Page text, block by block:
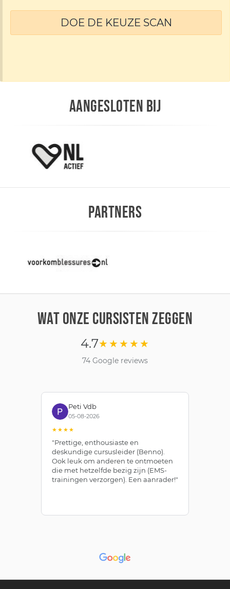
DOE DE KEUZE SCAN
AANGESLOTEN BIJ
PARTNERS
WAT ONZE CURSISTEN ZEGGEN
4.7★★★★★
74 Google reviews
Peti Vdb
05-08-2026
★★★★
"Prettige, enthousiaste en
deskundige cursusleider (Benno).
Ook leuk om anderen te ontmoeten
die met hetzelfde bezig zijn (EMS-
trainingen verzorgen). Een aanrader!"